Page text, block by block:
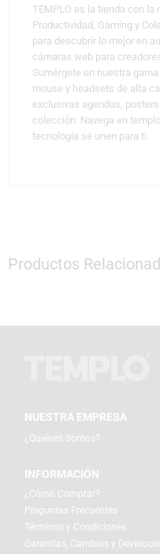
TEMPLO es la tienda con la
Productividad, Gaming y
para descubrir lo mejor en
cámaras web para
Sumérgete en nuestra
mouse y headsets de alta
exclusivas agendas,
colección. Navega en
tecnología se unen para ti.
Productos
NUESTRA EMPRESA
¿Quiénes Somos?
INFORMACIÓN
¿Cómo Comprar?
Preguntas Frecuentes
Términos y Condiciones
Garantías, Cambios y